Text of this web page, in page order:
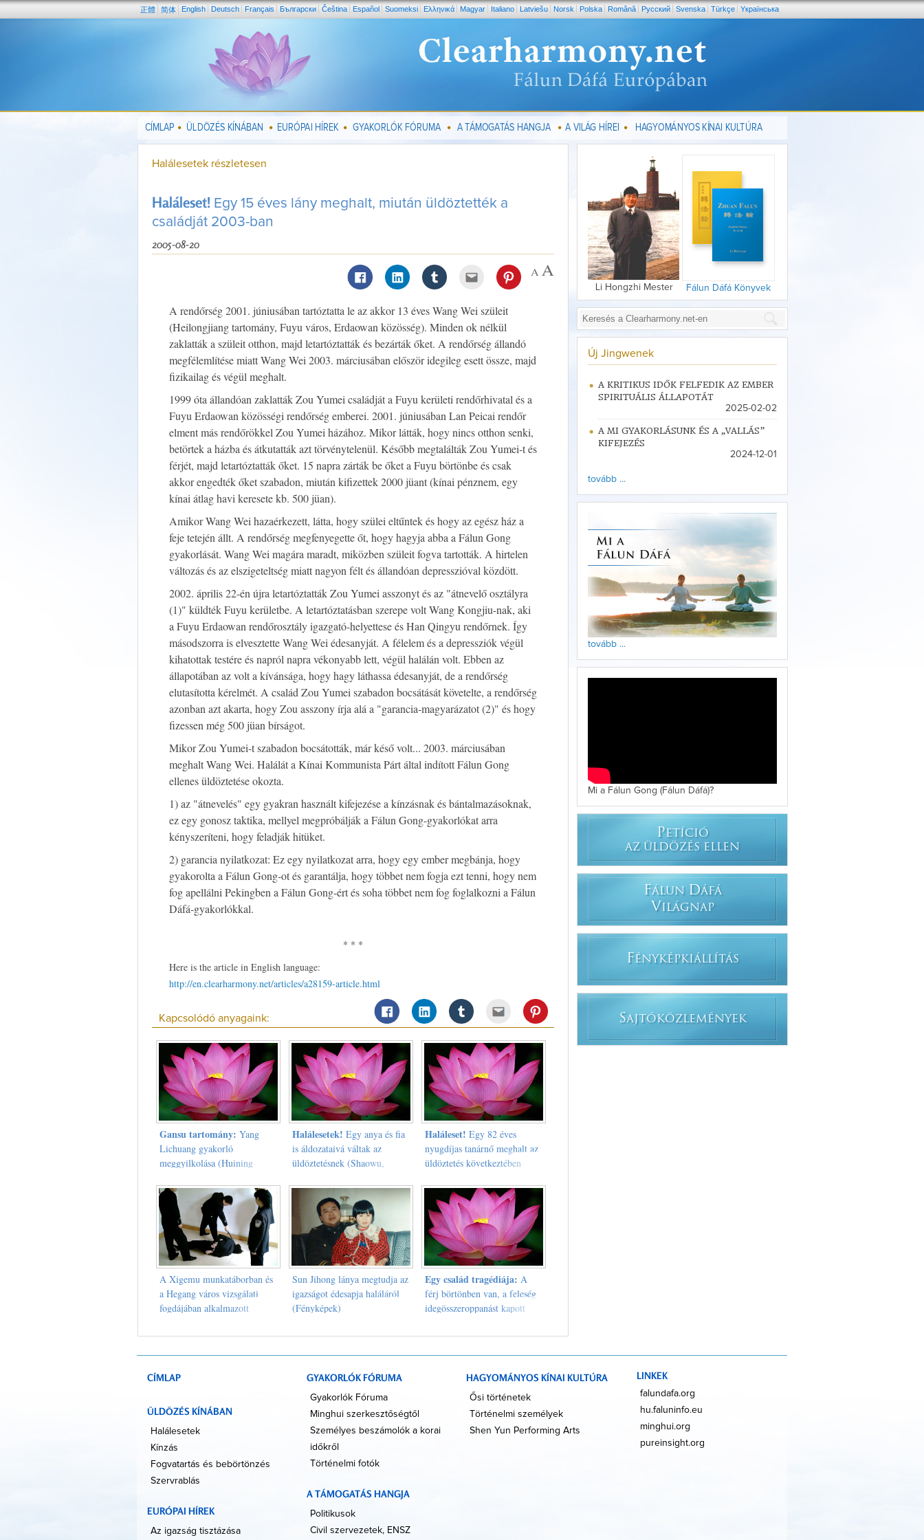
正體 简体 English Deutsch Français Български Čeština Español Suomeksi Ελληνικά Magyar Italiano Latviešu Norsk Polska Română Pусский Svenska Türkçe Yкраїнська
CÍMLAP ÜLDÖZÉS KÍNÁBAN EURÓPAI HÍREK GYAKORLÓK FÓRUMA A TÁMOGATÁS HANGJA A VILÁG HÍREI HAGYOMÁNYOS KÍNAI KULTÚRA
Halálesetek részletesen
Haláleset! Egy 15 éves lány meghalt, miután üldöztették a
családját 2003-ban
2005-08-20
A rendőrség 2001. júniusában tartóztatta le az akkor 13 éves Wang Wei szüleit
(Heilongjiang tartomány, Fuyu város, Erdaowan közösség). Minden ok nélkül
zaklatták a szüleit otthon, majd letartóztatták és bezárták őket. A rendőrség állandó
megfélemlítése miatt Wang Wei 2003. márciusában először idegileg esett össze, majd
fizikailag és végül meghalt.
1999 óta állandóan zaklatták Zou Yumei családját a Fuyu kerületi rendőrhivatal és a
Fuyu Erdaowan közösségi rendőrség emberei. 2001. júniusában Lan Peicai rendőr
elment más rendőrökkel Zou Yumei házához. Mikor látták, hogy nincs otthon senki,
betörtek a házba és átkutatták azt törvénytelenül. Később megtalálták Zou Yumei-t és
férjét, majd letartóztatták őket. 15 napra zárták be őket a Fuyu börtönbe és csak
akkor engedték őket szabadon, miután kifizettek 2000 jüant (kínai pénznem, egy
kínai átlag havi keresete kb. 500 jüan).
Amikor Wang Wei hazaérkezett, látta, hogy szülei eltűntek és hogy az egész ház a
feje tetején állt. A rendőrség megfenyegette őt, hogy hagyja abba a Fálun Gong
gyakorlását. Wang Wei magára maradt, miközben szüleit fogva tartották. A hirtelen
változás és az elszigeteltség miatt nagyon félt és állandóan depresszióval közdött.
2002. április 22-én újra letartóztatták Zou Yumei asszonyt és az "átnevelő osztályra
(1)" küldték Fuyu kerületbe. A letartóztatásban szerepe volt Wang Kongjiu-nak, aki
a Fuyu Erdaowan rendőrosztály igazgató-helyettese és Han Qingyu rendőrnek. Így
másodszorra is elvesztette Wang Wei édesanyját. A félelem és a depressziók végül
kihatottak testére és napról napra vékonyabb lett, végül halálán volt. Ebben az
állapotában az volt a kívánsága, hogy hagy láthassa édesanyját, de a rendőrség
elutasította kérelmét. A család Zou Yumei szabadon bocsátását követelte, a rendőrség
azonban azt akarta, hogy Zou asszony írja alá a "garancia-magyarázatot (2)" és hogy
fizessen még 500 jüan bírságot.
Mikor Zou Yumei-t szabadon bocsátották, már késő volt... 2003. márciusában
meghalt Wang Wei. Halálát a Kínai Kommunista Párt által indított Fálun Gong
ellenes üldöztetése okozta.
1) az "átnevelés" egy gyakran használt kifejezése a kínzásnak és bántalmazásoknak,
ez egy gonosz taktika, mellyel megpróbálják a Fálun Gong-gyakorlókat arra
kényszeríteni, hogy feladják hitüket.
2) garancia nyilatkozat: Ez egy nyilatkozat arra, hogy egy ember megbánja, hogy
gyakorolta a Fálun Gong-ot és garantálja, hogy többet nem fogja ezt tenni, hogy nem
fog apellálni Pekingben a Fálun Gong-ért és soha többet nem fog foglalkozni a Fálun
Dáfá-gyakorlókkal.
* * *
Here is the article in English language:
http://en.clearharmony.net/articles/a28159-article.html
Kapcsolódó anyagaink:
Gansu tartomány: Yang
Lichuang gyakorló
meggyilkolása (Huining
Halálesetek! Egy anya és fia
is áldozataivá váltak az
üldöztetésnek (Shaowu,
Haláleset! Egy 82 éves
nyugdíjas tanárnő meghalt az
üldöztetés következtében
tartomány)
A Xigemu munkatáborban és
a Hegang város vizsgálati
fogdájában alkalmazott
(Heilongjiang tartomány,
Sun Jihong lánya megtudja az
igazságot édesapja haláláról
(Fényképek)
Egy család tragédiája: A
férj börtönben van, a feleség
idegösszeroppanást kapott
Li Hongzhi Mester Fálun Dáfá Könyvek
Új Jingwenek
A KRITIKUS IDŐK FELFEDIK AZ EMBER
SPIRITUÁLIS ÁLLAPOTÁT
2025-02-02
A MI GYAKORLÁSUNK ÉS A „VALLÁS”
KIFEJEZÉS
2024-12-01
tovább ...
tovább ...
Mi a Fálun Gong (Fálun Dáfá)?
PETÍCIÓ
AZ ÜLDÖZÉS ELLEN
FÁLUN DÁFÁ
VILÁGNAP
FÉNYKÉPKIÁLLÍTÁS
SAJTÓKÖZLEMÉNYEK
CÍMLAP
ÜLDÖZÉS KÍNÁBAN
Halálesetek
Kínzás
Fogvatartás és bebörtönzés
Szervrablás
EURÓPAI HÍREK
Az igazság tisztázása
GYAKORLÓK FÓRUMA
Gyakorlók Fóruma
Minghui szerkesztőségtől
Személyes beszámolók a korai
időkről
Történelmi fotók
A TÁMOGATÁS HANGJA
Politikusok
Civil szervezetek, ENSZ
HAGYOMÁNYOS KÍNAI KULTÚRA
Ősi történetek
Történelmi személyek
Shen Yun Performing Arts
LINKEK
falundafa.org
hu.faluninfo.eu
minghui.org
pureinsight.org